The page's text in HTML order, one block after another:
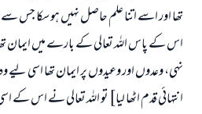
تھا اور اسے اتنا علم حاصل نہیں ہو سکا جس
اس کے پاس اللہ تعالی کے بارے میں ایمان
نہی، وعدوں اور وعیدوں پر ایمان تھا اسی
انتہائی قدم اٹھا لیا] تو اللہ تعالی نے اس کے